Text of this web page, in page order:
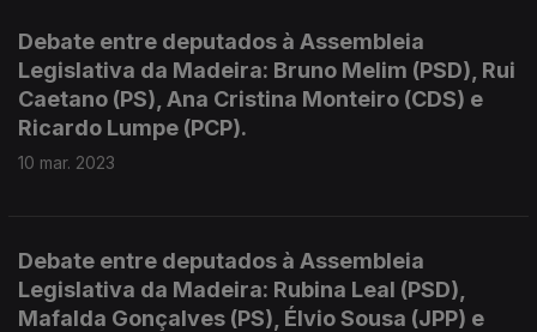
Debate entre deputados à Assembleia
Legislativa da Madeira: Bruno Melim (PSD), Rui
Caetano (PS), Ana Cristina Monteiro (CDS) e
Ricardo Lumpe (PCP).
10 mar. 2023
Debate entre deputados à Assembleia
Legislativa da Madeira: Rubina Leal (PSD),
Mafalda Gonçalves (PS), Élvio Sousa (JPP) e